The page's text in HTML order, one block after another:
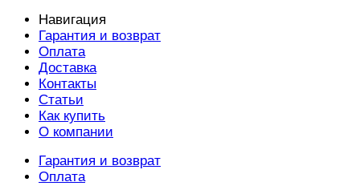
Навигация
Гарантия и возврат
Оплата
Доставка
Контакты
Статьи
Как купить
О компании
Гарантия и возврат
Оплата